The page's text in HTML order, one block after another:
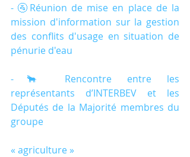
- 🚰Réunion de mise en place de la
mission d'information sur la gestion
des conflits d'usage en situation de
pénurie d'eau
-🐂 Rencontre entre les
représentants d’INTERBEV et les
Députés de la Majorité membres du
groupe
« agriculture »